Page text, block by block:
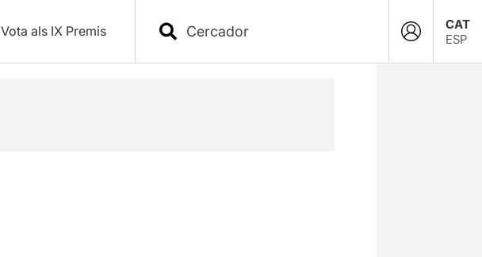
Vota als IX Premis
CAT
ESP